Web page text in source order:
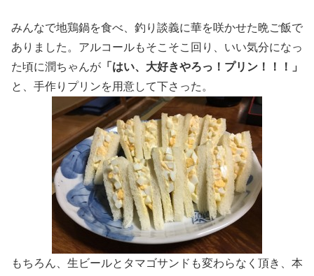
みんなで地鶏鍋を食べ、釣り談義に華を咲かせた晩ご飯で
ありました。アルコールもそこそこ回り、いい気分になっ
た頃に潤ちゃんが 「はい、大好きやろっ！プリン！！！」
と、手作りプリンを用意して下さった。
もちろん、生ビールとタマゴサンドも変わらなく頂き、本